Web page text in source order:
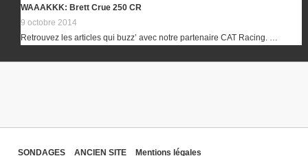
WAAAKKK: Brett Crue 250 CR
9 octobre 2014
Retrouvez les articles qui buzz’ avec notre partenaire CAT Racing. …
SONDAGES ANCIEN SITE Mentions légales